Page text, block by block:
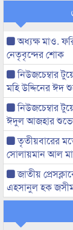
অধ্যক্ষ মাও.
নেতৃবৃন্দের শোক
নিউজচেম্বার
মহি উদ্দিনের ঈদ
নিউজচেম্বার
ঈদুল আজহার
তৃতীয়বারের
সোলায়মান আল
জাতীয়
এহসানুল হক